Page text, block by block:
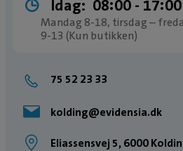
Idag: 08:00 ­- 17:00
Mandag 8-18, tirsdag –
9-13 (Kun butikken)
75 52 23 33
kolding@evidensia.dk
Eliassensvej 5, 6000